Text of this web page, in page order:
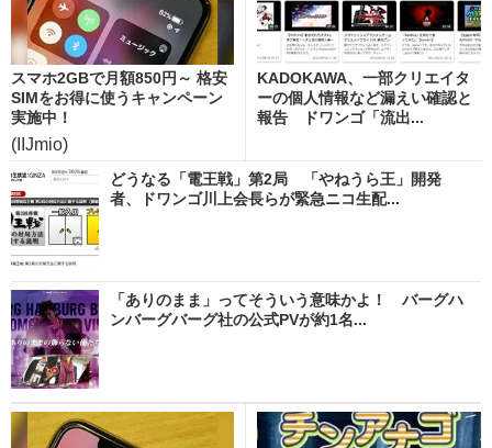
スマホ2GBで月額850円～ 格安
SIMをお得に使うキャンペーン
実施中！
(IIJmio)
KADOKAWA、一部クリエイタ
ーの個人情報など漏えい確認と
報告 ドワンゴ「流出...
どうなる「電王戦」第2局 「やねうら王」開発
者、ドワンゴ川上会長らが緊急ニコ生配...
「ありのまま」ってそういう意味かよ！ バーグハ
ンバーグバーグ社の公式PVが約1名...